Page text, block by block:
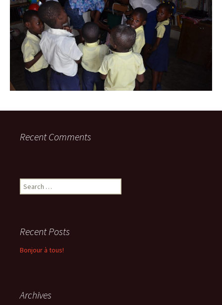
Recent Comments
Search
for:
Recent Posts
Bonjour à tous!
Archives